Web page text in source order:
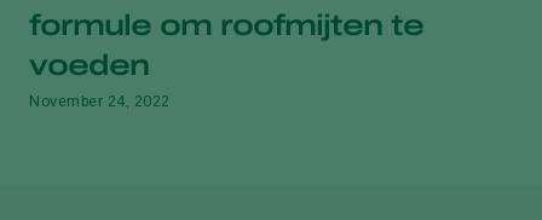
formule om roofmijten te
voeden
November 24, 2022